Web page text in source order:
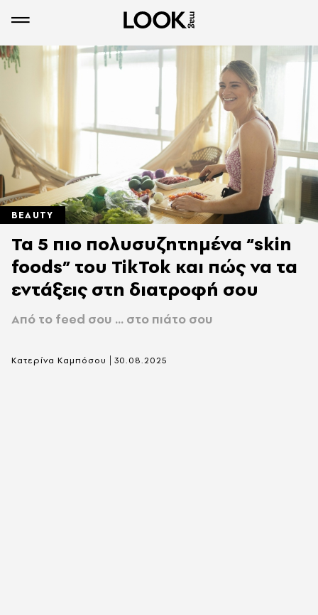
BEAUTY
Τα 5 πιο πολυσυζητημένα “skin
foods” του TikTok και πώς να τα
εντάξεις στη διατροφή σου
Aπό το feed σου ... στο πιάτο σου
Κατερίνα Καμπόσου | 30.08.2025